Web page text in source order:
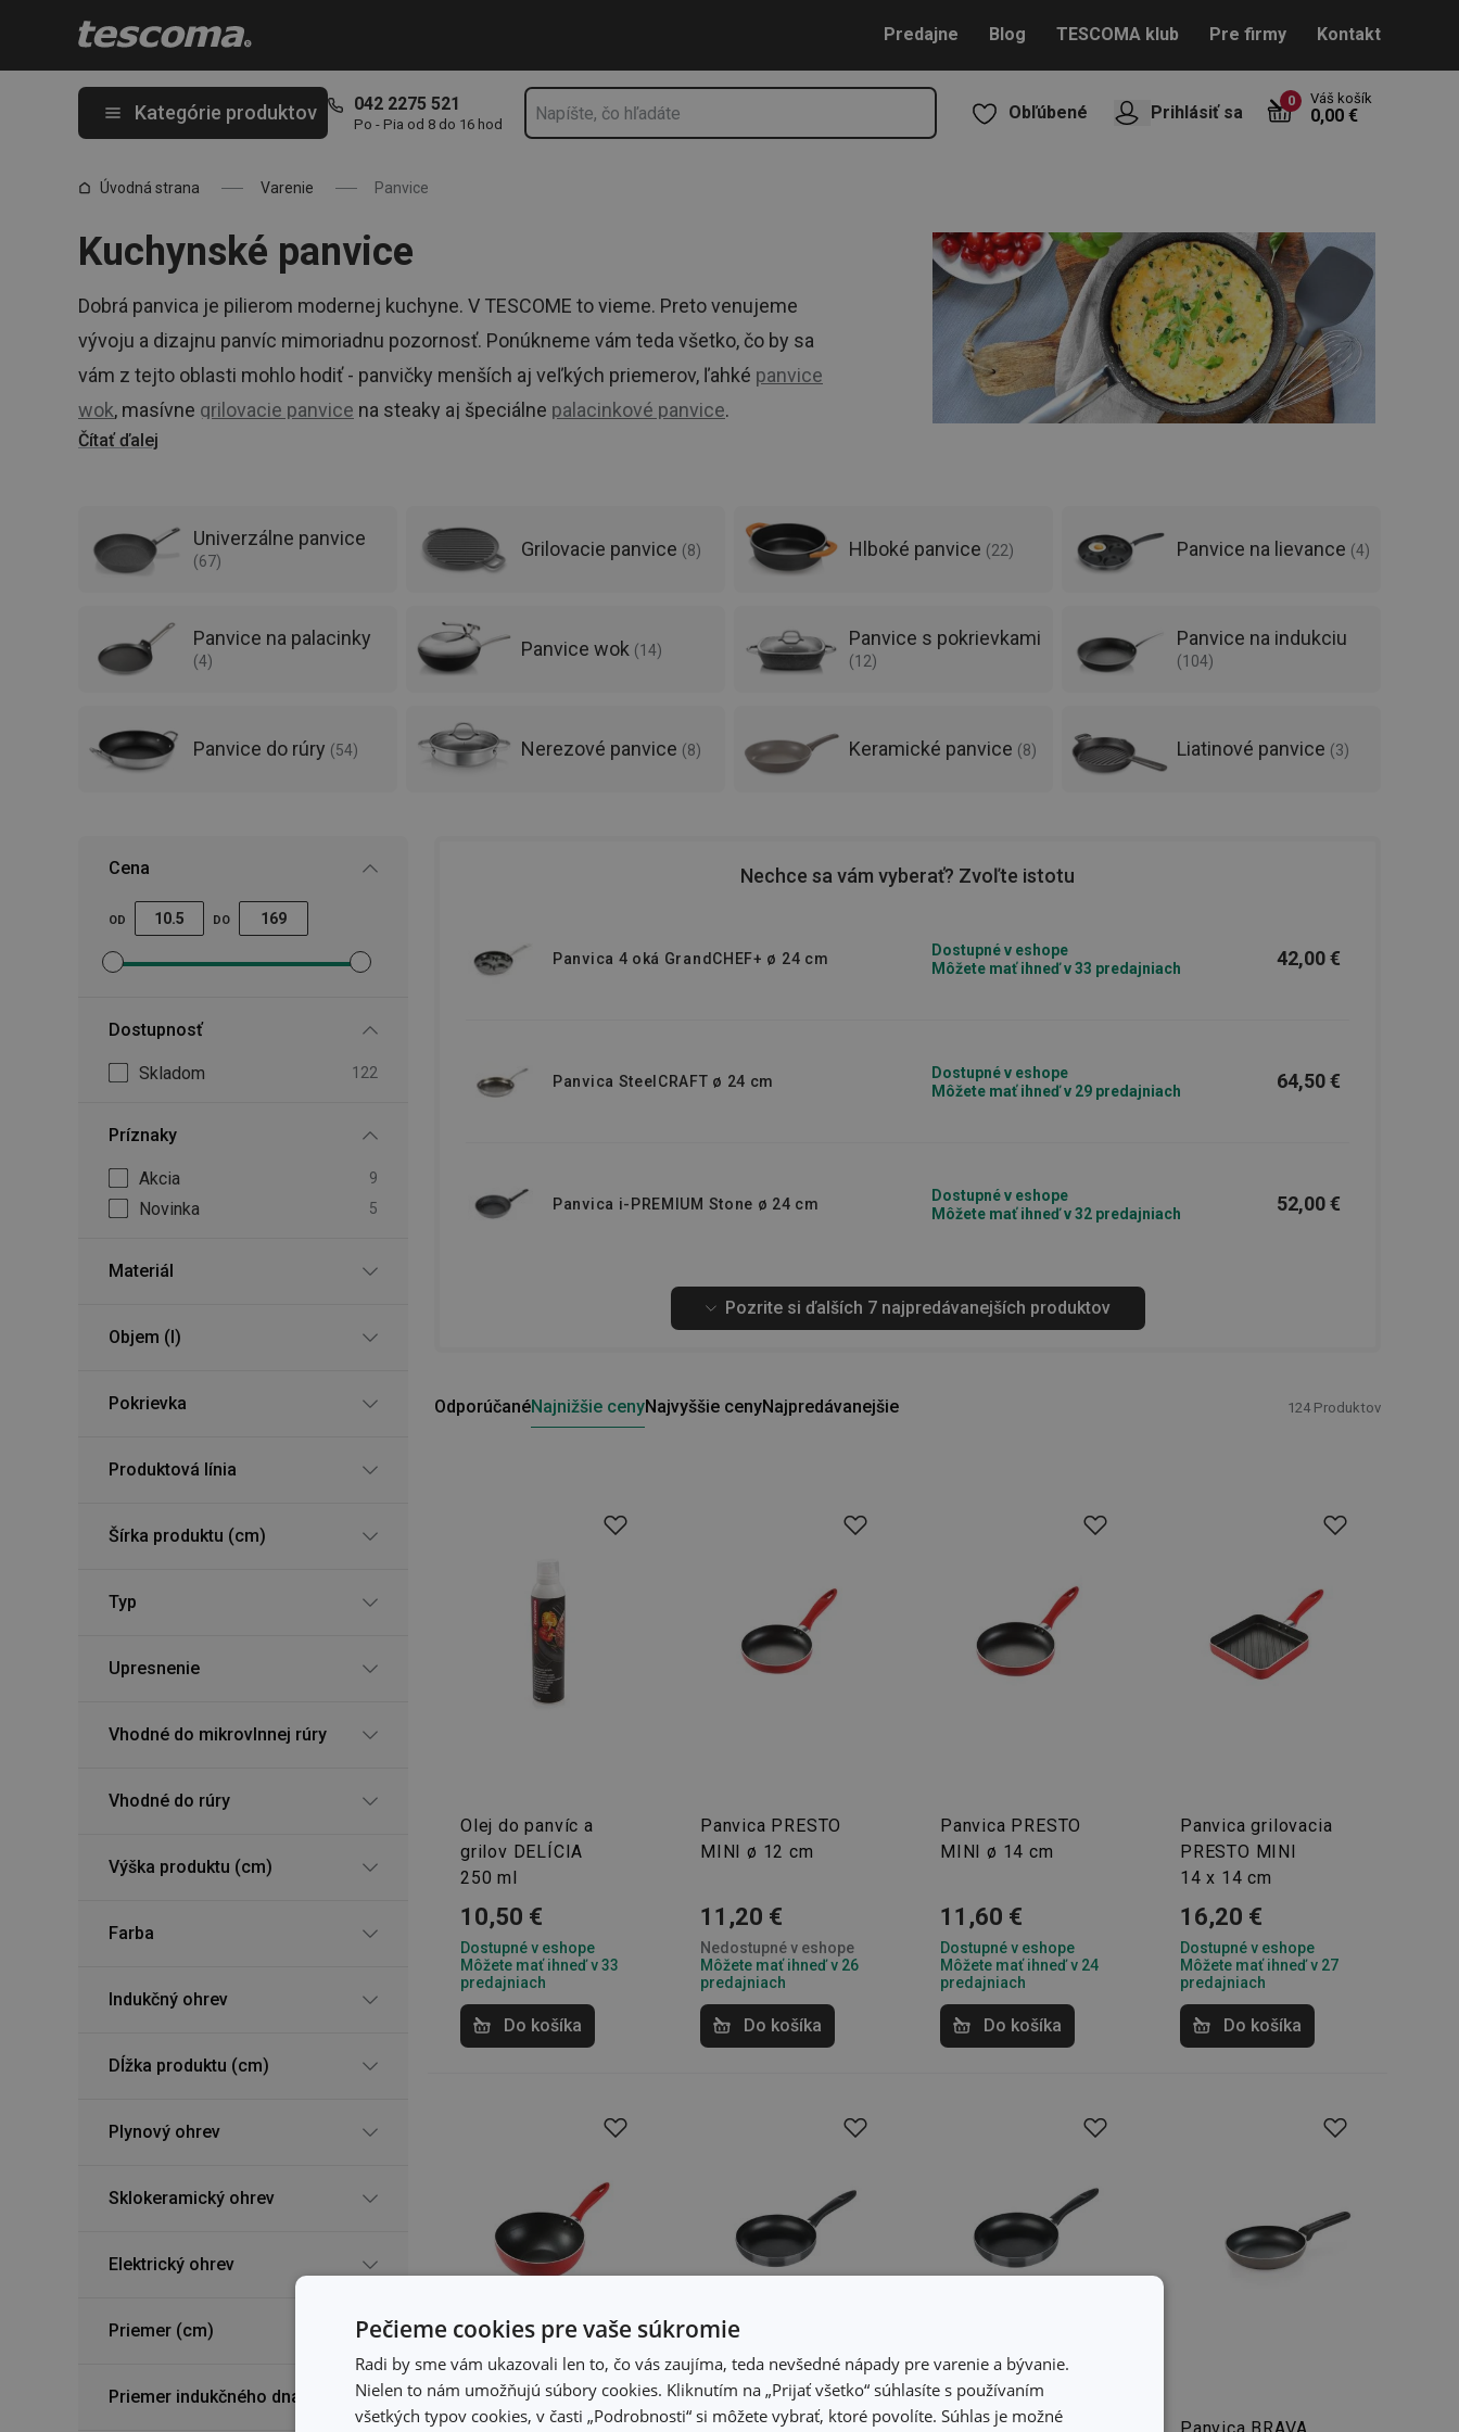
Predajne Blog TESCOMA klub Pre firmy Kontakt
Kategórie produktov 042 2275 521
Po - Pia od 8 do 16 hod
Obľúbené Prihlásiť sa
0 Váš košík
0,00 €
Úvodná strana Varenie Panvice
Kuchynské panvice
Dobrá panvica je pilierom modernej kuchyne. V TESCOME to vieme. Preto venujeme
vývoju a dizajnu panvíc mimoriadnu pozornosť. Ponúkneme vám teda všetko, čo by sa
vám z tejto oblasti mohlo hodiť - panvičky menších aj veľkých priemerov, ľahké panvice
wok, masívne grilovacie panvice na steaky aj špeciálne palacinkové panvice.
antiadhéznymi povrchmi - hladkými alebo „kamennými“. Väčšina z nich je navyše vhodná
na všetky typy sporákov vrátane indukcie.
Čítať ďalej
Univerzálne panvice
(67)
Grilovacie panvice (8) Hlboké panvice (22) Panvice na lievance (4)
Panvice na palacinky
(4)
Panvice wok (14)
Panvice s pokrievkami
(12)
Panvice na indukciu
(104)
Panvice do rúry (54) Nerezové panvice (8) Keramické panvice (8) Liatinové panvice (3)
Cena
OD DO
Nastaviť filter minimálna cena
Nastaviť filter maximálna cena
Dostupnosť
Skladom 122
Príznaky
Akcia 9
Novinka 5
Materiál
Objem (l)
Pokrievka
Produktová línia
Šírka produktu (cm)
Typ
Upresnenie
Vhodné do mikrovlnnej rúry
Vhodné do rúry
Výška produktu (cm)
Farba
Indukčný ohrev
Dĺžka produktu (cm)
Plynový ohrev
Sklokeramický ohrev
Elektrický ohrev
Priemer (cm)
Priemer indukčného dna (cm)
Nechce sa vám vyberať? Zvoľte istotu
Panvica 4 oká GrandCHEF+ ø 24 cm
Dostupné v eshope
Môžete mať ihneď v 33 predajniach
42,00 €
Panvica SteelCRAFT ø 24 cm
Dostupné v eshope
Môžete mať ihneď v 29 predajniach
64,50 €
Panvica i-PREMIUM Stone ø 24 cm
Dostupné v eshope
Môžete mať ihneď v 32 predajniach
52,00 €
Pozrite si ďalších 7 najpredávanejších produktov
OdporúčanéNajnižšie cenyNajvyššie cenyNajpredávanejšie 124 Produktov
Olej do panvíc a
grilov DELÍCIA
250 ml
10,50 €
Dostupné v eshope
Môžete mať ihneď v 33
predajniach
Do košíka
Panvica PRESTO
MINI ø 12 cm
11,20 €
Nedostupné v eshope
Môžete mať ihneď v 26
predajniach
Do košíka
Panvica PRESTO
MINI ø 14 cm
11,60 €
Dostupné v eshope
Môžete mať ihneď v 24
predajniach
Do košíka
Panvica grilovacia
PRESTO MINI
14 x 14 cm
16,20 €
Dostupné v eshope
Môžete mať ihneď v 27
predajniach
Do košíka
Pečieme cookies pre vaše súkromie
Radi by sme vám ukazovali len to, čo vás zaujíma, teda nevšedné nápady pre varenie a bývanie.
Nielen to nám umožňujú súbory cookies. Kliknutím na „Prijať všetko“ súhlasíte s používaním
všetkých typov cookies, v časti „Podrobnosti“ si môžete vybrať, ktoré povolíte. Súhlas je možné